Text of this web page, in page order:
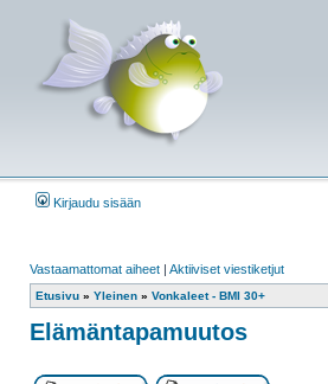
Kirjaudu sisään
Vastaamattomat aiheet | Aktiiviset viestiketjut
Etusivu » Yleinen » Vonkaleet - BMI 30+
Elämäntapamuutos